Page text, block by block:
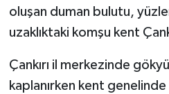
oluşan duman bulutu,
uzaklıktaki komşu kent
Çankırı il merkezinde
kaplanırken kent
BİLİM&TEKNOLOJİ
TÜRKİYE